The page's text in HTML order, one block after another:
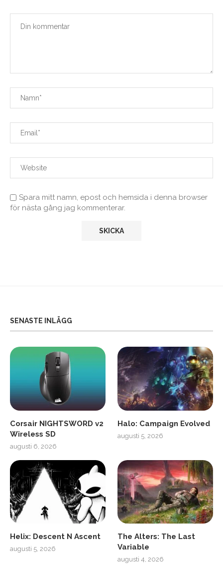
Spara mitt namn, epost och hemsida i denna browser
för nästa gång jag kommenterar.
SENASTE INLÄGG
Corsair NIGHTSWORD v2
Wireless SD
augusti 6, 2026
Halo: Campaign Evolved
augusti 5, 2026
Helix: Descent N Ascent
augusti 5, 2026
The Alters: The Last
Variable
augusti 4, 2026